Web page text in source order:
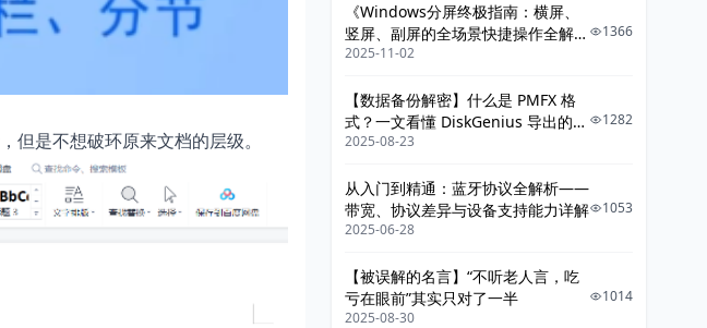
是不想破环原来文档的层级。
《Windows分屏终极指南：横屏、
竖屏、副屏的全场景快捷操作全解
析》
2025-11-02
1366
【数据备份解密】什么是 PMFX 格
式？一文看懂 DiskGenius 导出的整
机系统镜像
2025-08-23
1282
从入门到精通：蓝牙协议全解析——
带宽、协议差异与设备支持能力详解
2025-06-28
1053
【被误解的名言】“不听老人言，吃
亏在眼前”其实只对了一半
2025-08-30
1014